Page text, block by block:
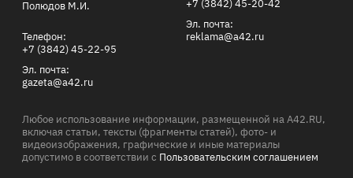
Полюдов М.И.
Телефон:
+7 (3842) 45-22-95
Эл. почта:
gazeta@a42.ru
+7 (3842) 45-20-42
Эл. почта:
reklama@a42.ru
Любое использование информации, размещенной на A42.RU,
включая статьи, тексты (фрагменты статей), фото- и
видеоизображения, графические и иные материалы
допустимо в соответствии с Пользовательским соглашением